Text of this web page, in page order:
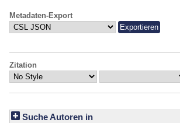
Metadaten-Export
Zitation
Suche Autoren in